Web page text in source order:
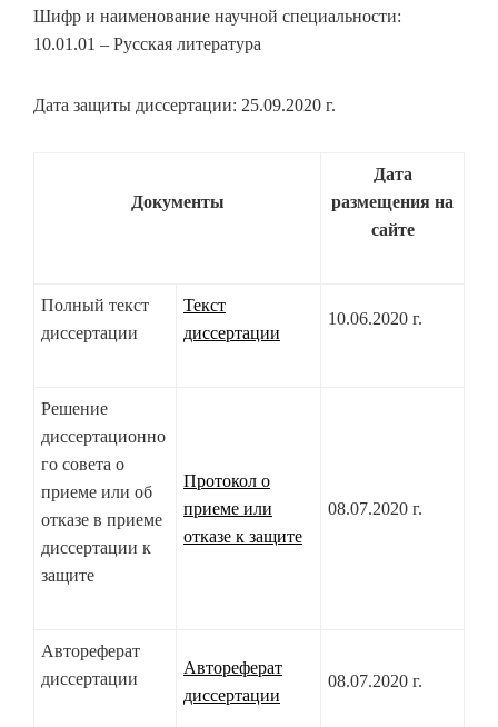
Шифр и наименование научной специальности:
10.01.01 – Русская литература
Дата защиты диссертации: 25.09.2020 г.
Документы
Дата
размещения на
сайте
Полный текст
диссертации
Текст
диссертации
10.06.2020 г.
Решение
диссертационно
го совета о
приеме или об
отказе в приеме
диссертации к
защите
Протокол о
приеме или
отказе к защите
08.07.2020 г.
Автореферат
диссертации
Автореферат
диссертации
08.07.2020 г.